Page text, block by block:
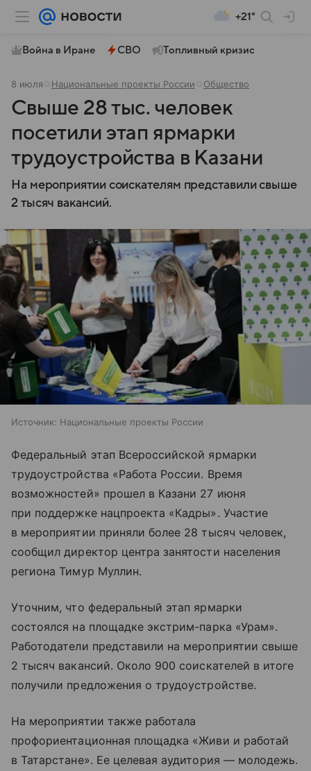
+21°
Война в Иране СВО Топливный кризис
8 июля Национальные проекты России Общество
Свыше 28 тыс. человек
посетили этап ярмарки
трудоустройства в Казани
На мероприятии соискателям представили свыше
2 тысяч вакансий.
Источник: Национальные проекты России
Федеральный этап Всероссийской ярмарки
трудоустройства «Работа России. Время
возможностей» прошел в Казани 27 июня
при поддержке нацпроекта «Кадры». Участие
в мероприятии приняли более 28 тысяч человек,
сообщил директор центра занятости населения
региона Тимур Муллин.
Уточним, что федеральный этап ярмарки
состоялся на площадке экстрим-парка «Урам».
Работодатели представили на мероприятии свыше
2 тысяч вакансий. Около 900 соискателей в итоге
получили предложения о трудоустройстве.
На мероприятии также работала
профориентационная площадка «Живи и работай
в Татарстане». Ее целевая аудитория — молодежь.